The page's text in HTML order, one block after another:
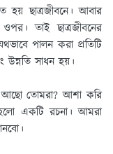
হয় ছাত্রজীবনে। আবার
তাই ছাত্রজীবনের
পালন করা প্রতিটি
উন্নতি সাধন হয়।
আছো তোমরা? আশা করি
একটি রচনা। আমরা